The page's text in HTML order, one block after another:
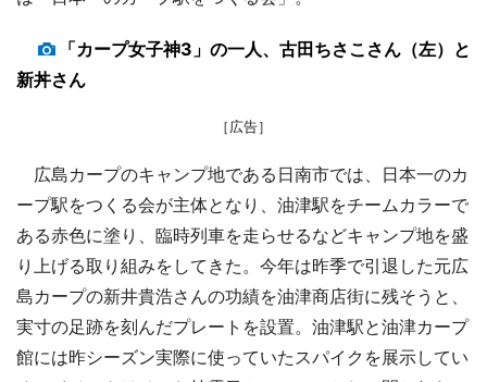
「カープ女子神3」の一人、古田ちさこさん（左）と
新丼さん
［広告］
広島カープのキャンプ地である日南市では、日本一のカ
ープ駅をつくる会が主体となり、油津駅をチームカラーで
ある赤色に塗り、臨時列車を走らせるなどキャンプ地を盛
り上げる取り組みをしてきた。今年は昨季で引退した元広
島カープの新井貴浩さんの功績を油津商店街に残そうと、
実寸の足跡を刻んだプレートを設置。油津駅と油津カープ
館には昨シーズン実際に使っていたスパイクを展示してい